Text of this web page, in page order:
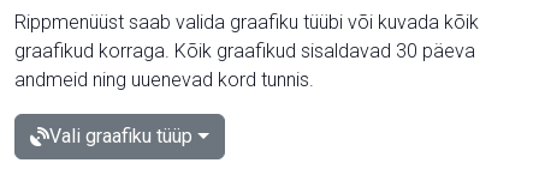
Rippmenüüst saab valida graafiku tüübi või kuvada kõik
graafikud korraga. Kõik graafikud sisaldavad 30 päeva
andmeid ning uuenevad kord tunnis.
Vali graafiku tüüp